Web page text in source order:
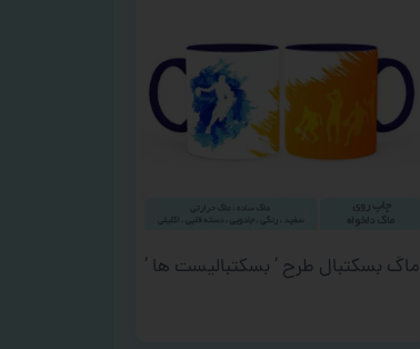
ماگ بسکتبال طرح ‘ بسکتبالیست ها ‘